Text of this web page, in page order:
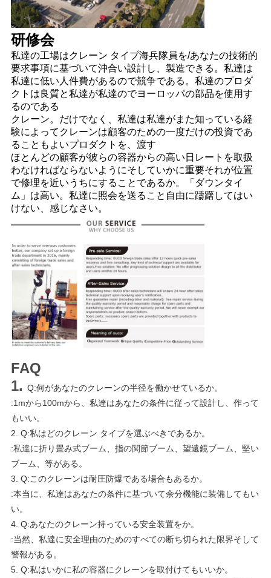
研修会
私達の工場はクレーン タイプ海兵隊員を/あなたの技術的
要求事項に基づいて沖合い設計し、製造できる。私達は
私達に低い人件費があるので競争である。私達のプロダ
クトは良質と私達が私達のでヨーロッパの部品を使用す
るのである
クレーン。だけでなく、私達は私達がまた知っている経
験によってクレーンは顧客のための一度だけの投資であ
ることもよいプロダクトを、渡す
ほとんどの顧客が彼らの容器からの高い日レートを取扱
わなければならないようにそしていかに重要それが位置
で修理を近いうちにすることであるか。「ダウンタイ
ム」は高い。私達に照会を送ること自由に躊躇してはい
けない、感じなさい。
FAQ
1. Q:何があなたのクレーンの半径を働かせているか。
:1mから100mから、私達はあなたの条件に従って設計し、作って
もいい。
2. Q:私はどのクレーン タイプを選ぶべきであるか。
:私達に折り畳み式ブーム、指の関節ブーム、望遠鏡ブーム、堅い
ブーム、等がある。
3. Q:このクレーンは耐圧防爆である場合もあるか。
:本当に、私達はあなたの条件に基づいて余分機能に装備してもい
い。
4. Q:あなたのクレーン持っている安全装置をか。
:当然、私達に安全理由のためのすべての断ち切られた限界そして
警報がある。
5. Q:私はいかに私の容器にクレーンを取付けてもいいか。